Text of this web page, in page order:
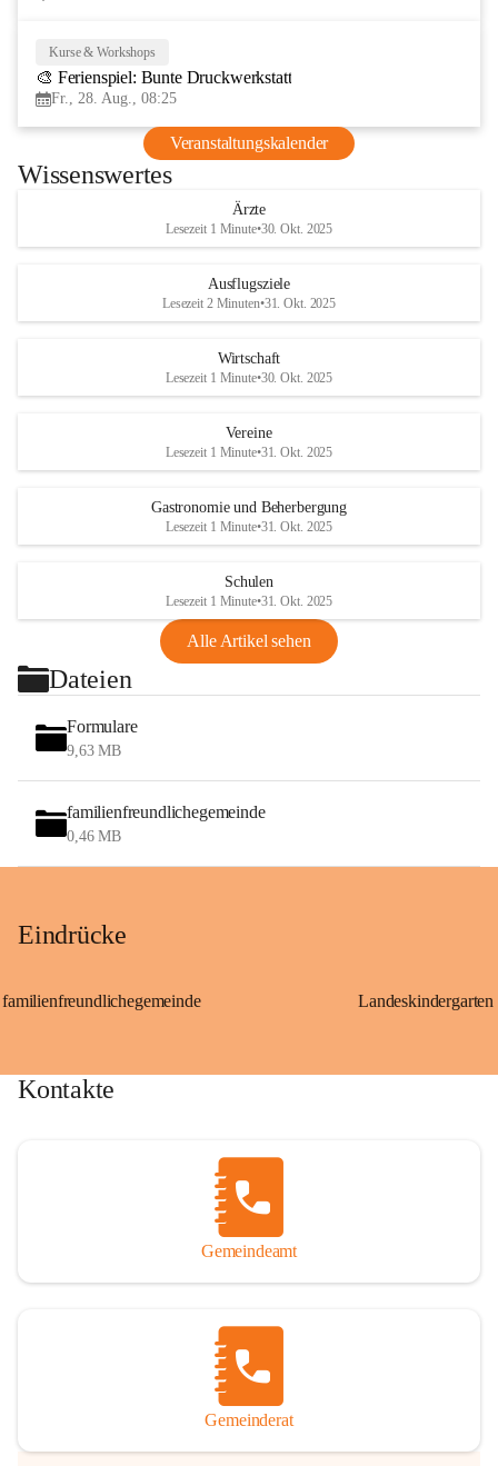
Kurse & Workshops
🎨 Ferienspiel: Bunte Druckwerkstatt
Fr., 28. Aug., 08:25
Veranstaltungskalender
Wissenswertes
Ärzte
Lesezeit 1 Minute•30. Okt. 2025
Ausflugsziele
Lesezeit 2 Minuten•31. Okt. 2025
Wirtschaft
Lesezeit 1 Minute•30. Okt. 2025
Vereine
Lesezeit 1 Minute•31. Okt. 2025
Gastronomie und Beherbergung
Lesezeit 1 Minute•31. Okt. 2025
Schulen
Lesezeit 1 Minute•31. Okt. 2025
Alle Artikel sehen
Dateien
Formulare
9,63 MB
familienfreundlichegemeinde
0,46 MB
Eindrücke
familienfreundlichegemeinde
Kontakte
Gemeindeamt
Gemeinderat